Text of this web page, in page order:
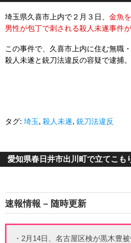
埼玉県久喜市上内で２月３日、 金魚
男性が包丁で刺される殺人未遂事件が
この事件で、久喜市上内に住む無職・
殺人未遂と銃刀法違反の容疑で逮捕。
タグ: 埼玉, 殺人未遂, 銃刀法違反
愛知県春日井市出川町で立てこも
速報情報 – 随時更新
・2月14日、名古屋区検が黒木豊